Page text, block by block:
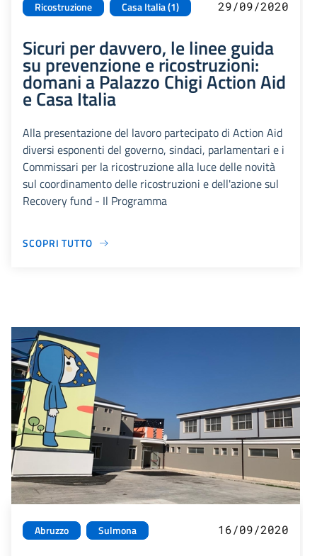
Ricostruzione Casa Italia (1) 29/09/2020
Sicuri per davvero, le linee guida
su prevenzione e ricostruzioni:
domani a Palazzo Chigi Action Aid
e Casa Italia
Alla presentazione del lavoro partecipato di Action Aid
diversi esponenti del governo, sindaci, parlamentari e i
Commissari per la ricostruzione alla luce delle novità
sul coordinamento delle ricostruzioni e dell'azione sul
Recovery fund - Il Programma
SCOPRI TUTTO
Abruzzo Sulmona 16/09/2020